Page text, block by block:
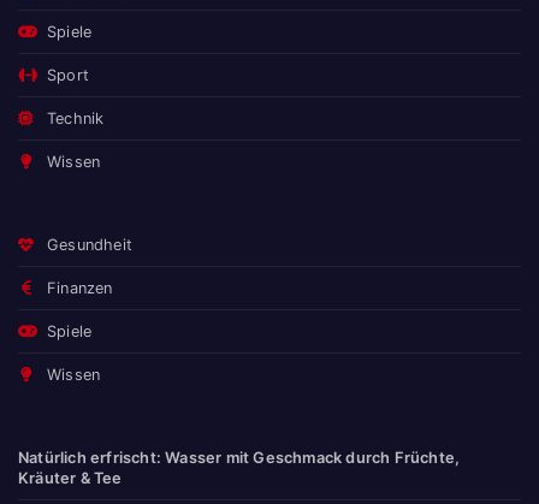
Spiele
Sport
Technik
Wissen
Gesundheit
Finanzen
Spiele
Wissen
Natürlich erfrischt: Wasser mit Geschmack durch Früchte,
Kräuter & Tee